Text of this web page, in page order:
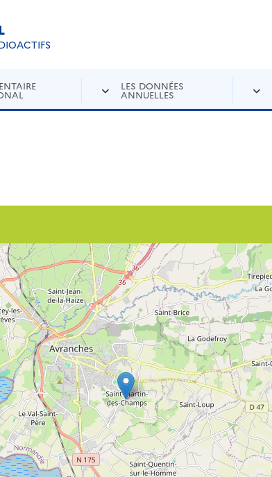
LES DONNÉES
ANNUELLES